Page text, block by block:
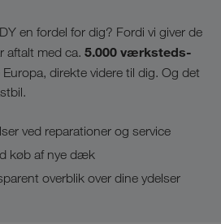
en fordel for dig? Fordi vi giver de
aftalt med ca. 5.000 værksteds-
Europa, direkte videre til dig. Og det
ved reparationer og service
køb af nye dæk
overblik over dine ydelser